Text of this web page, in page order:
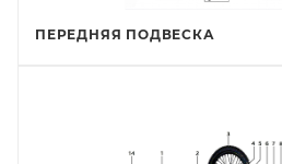
ПЕРЕДНЯЯ ПОДВЕСКА